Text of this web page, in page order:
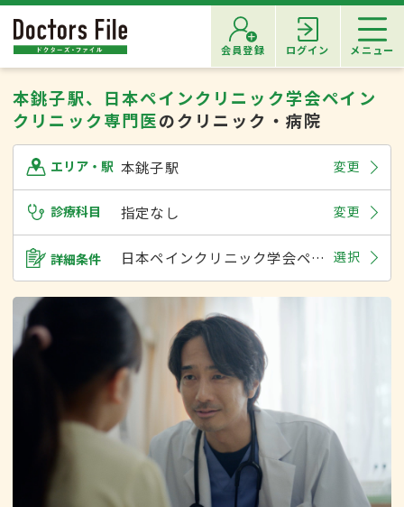
会員登録 ログイン メニュー
本銚子駅、日本ペインクリニック学会ペイン
クリニック専門医のクリニック・病院
エリア・駅 本銚子駅 変更
診療科目 指定なし 変更
詳細条件 日本ペインクリニック学会ペインクリニック専門医 選択